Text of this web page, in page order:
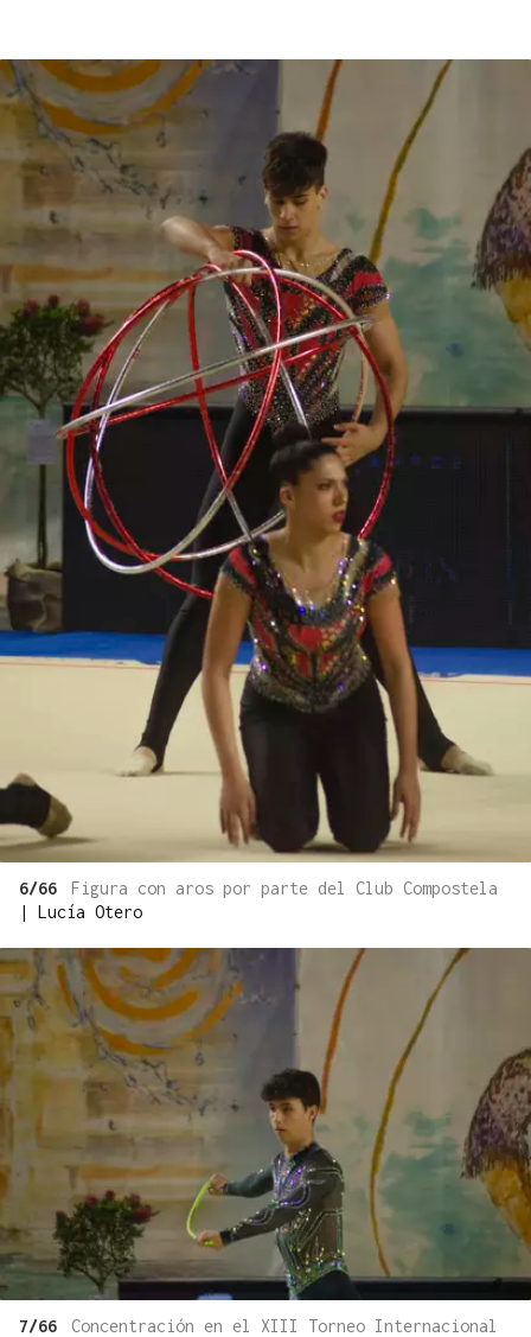
6/66
Figura con aros por parte del Club Compostela
| Lucía Otero
7/66
Concentración en el XIII Torneo Internacional